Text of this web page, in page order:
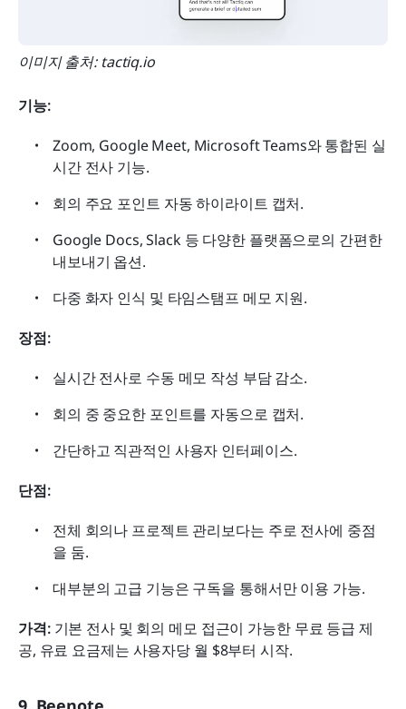
이미지 출처: tactiq.io
기능:
Zoom, Google Meet, Microsoft Teams와 통합된 실
시간 전사 기능.
회의 주요 포인트 자동 하이라이트 캡처.
Google Docs, Slack 등 다양한 플랫폼으로의 간편한
내보내기 옵션.
다중 화자 인식 및 타임스탬프 메모 지원.
장점:
실시간 전사로 수동 메모 작성 부담 감소.
회의 중 중요한 포인트를 자동으로 캡처.
간단하고 직관적인 사용자 인터페이스.
단점:
전체 회의나 프로젝트 관리보다는 주로 전사에 중점
을 둠.
대부분의 고급 기능은 구독을 통해서만 이용 가능.
가격: 기본 전사 및 회의 메모 접근이 가능한 무료 등급 제
공, 유료 요금제는 사용자당 월 $8부터 시작.